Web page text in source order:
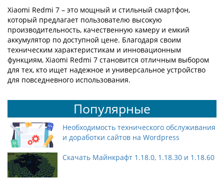
Xiaomi Redmi 7 – это мощный и стильный смартфон,
который предлагает пользователю высокую
производительность, качественную камеру и емкий
аккумулятор по доступной цене. Благодаря своим
техническим характеристикам и инновационным
функциям, Xiaomi Redmi 7 становится отличным выбором
для тех, кто ищет надежное и универсальное устройство
для повседневного использования.
Популярные
Необходимость технического обслуживания
и доработки сайтов на Wordpress
Скачать Майнкрафт 1.18.0, 1.18.30 и 1.18.60